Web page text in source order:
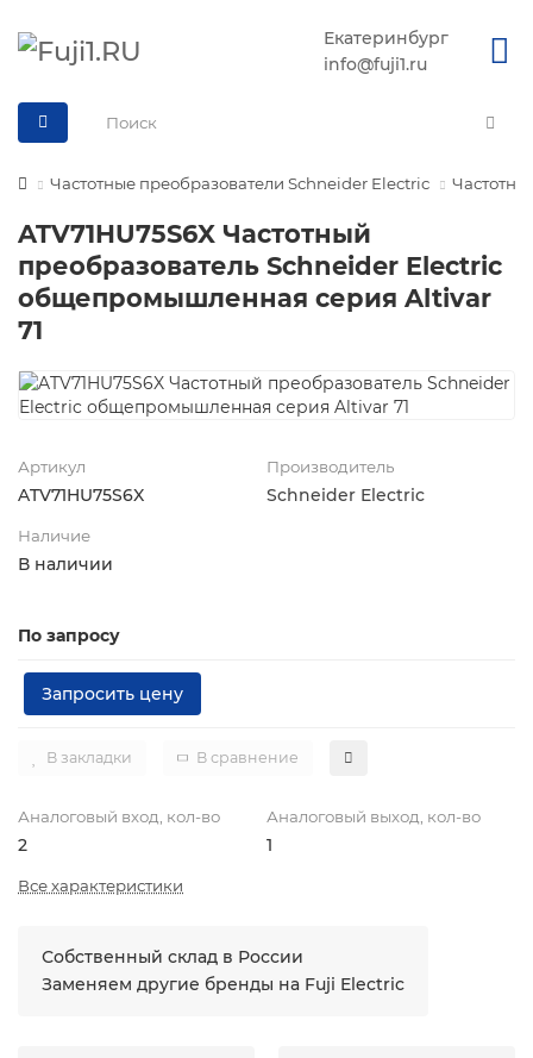
Екатеринбург
info@fuji1.ru
Частотные преобразователи Schneider Electric
ATV71HU75S6X Частотный
преобразователь Schneider Electric
общепромышленная серия Altivar
71
Артикул
ATV71HU75S6X
Производитель
Schneider Electric
Наличие
В наличии
По запросу
Запросить цену
В закладки В сравнение
Аналоговый вход, кол-во
2
Аналоговый выход, кол-во
1
Все характеристики
Собственный склад в России
Заменяем другие бренды на Fuji Electric